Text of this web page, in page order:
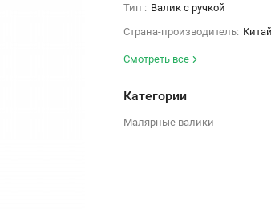
Тип : Валик с ручкой
Страна-производитель: Китай
Смотреть все
Категории
Малярные валики